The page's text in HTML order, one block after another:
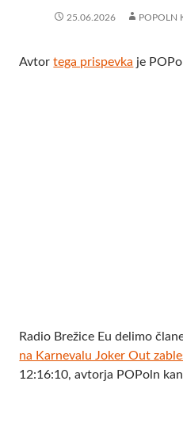
25.06.2026 POPOLN
Avtortega prispevka je
Radio Brežice Eu delimo
na Karnevalu Joker Out
12:16:10, avtorja POPoln